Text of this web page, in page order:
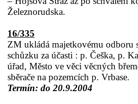
Železnorudska.
16/335
ZM ukládá majetkovému odboru
schůzku za účasti : p. Češka, p.
úřad, Město ve věci věcných
sběrače na pozemcích p. Vrbase.
Termín: do 20.9.2004